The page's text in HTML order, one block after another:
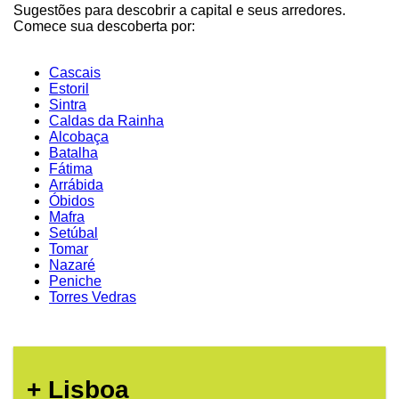
Sugestões para descobrir a capital e seus arredores.
Comece sua descoberta por:
Cascais
Estoril
Sintra
Caldas da Rainha
Alcobaça
Batalha
Fátima
Arrábida
Óbidos
Mafra
Setúbal
Tomar
Nazaré
Peniche
Torres Vedras
+ Lisboa